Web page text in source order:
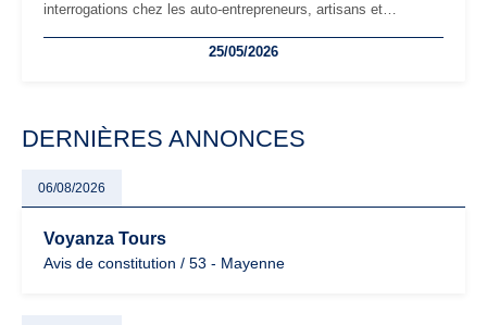
interrogations chez les auto-entrepreneurs, artisans et
facturation ou risque de bascule vers la TVA : les règles
25/05/2026
DERNIÈRES ANNONCES
06/08/2026
Voyanza Tours
Avis de constitution / 53 - Mayenne